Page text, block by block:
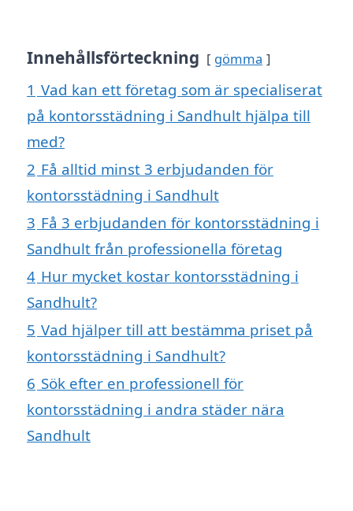
Innehållsförteckning gömma
1 Vad kan ett företag som är specialiserat
på kontorsstädning i Sandhult hjälpa till
med?
2 Få alltid minst 3 erbjudanden för
kontorsstädning i Sandhult
3 Få 3 erbjudanden för kontorsstädning i
Sandhult från professionella företag
4 Hur mycket kostar kontorsstädning i
Sandhult?
5 Vad hjälper till att bestämma priset på
kontorsstädning i Sandhult?
6 Sök efter en professionell för
kontorsstädning i andra städer nära
Sandhult